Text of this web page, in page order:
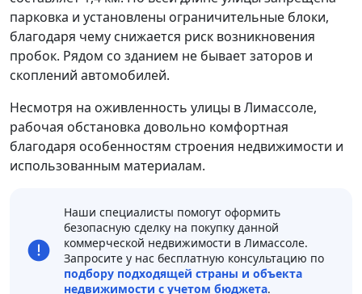
парковка и установлены ограничительные блоки,
благодаря чему снижается риск возникновения
пробок. Рядом со зданием не бывает заторов и
скоплений автомобилей.
Несмотря на оживленность улицы в Лимассоле,
рабочая обстановка довольно комфортная
благодаря особенностям строения недвижимости и
использованным материалам.
Наши специалисты помогут оформить
безопасную сделку на покупку данной
коммерческой недвижимости в Лимассоле.
Запросите у нас бесплатную консультацию по
подбору подходящей страны и объекта
недвижимости с учетом бюджета.